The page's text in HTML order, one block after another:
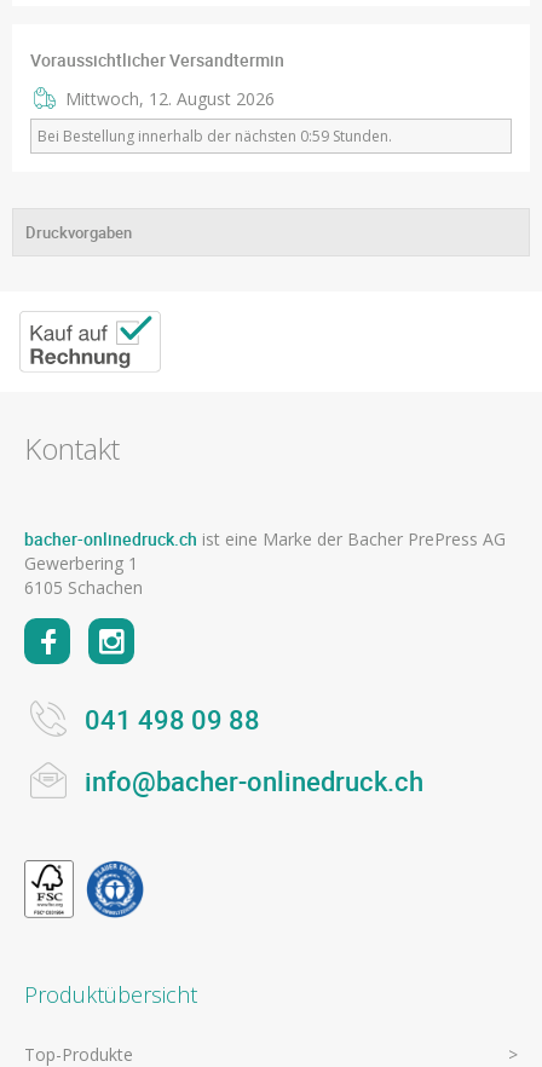
Voraussichtlicher Versandtermin
Mittwoch, 12. August 2026
Bei Bestellung innerhalb der nächsten 0:59 Stunden.
Druckvorgaben
Kontakt
bacher-onlinedruck.ch ist eine Marke der Bacher PrePress AG
Gewerbering 1
6105 Schachen
041 498 09 88
info@bacher-onlinedruck.ch
Produktübersicht
Top-Produkte